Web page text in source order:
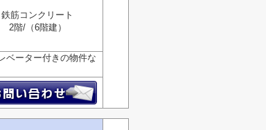
鉄筋コンクリート
2階/（6階建）
ベーター付きの物件な